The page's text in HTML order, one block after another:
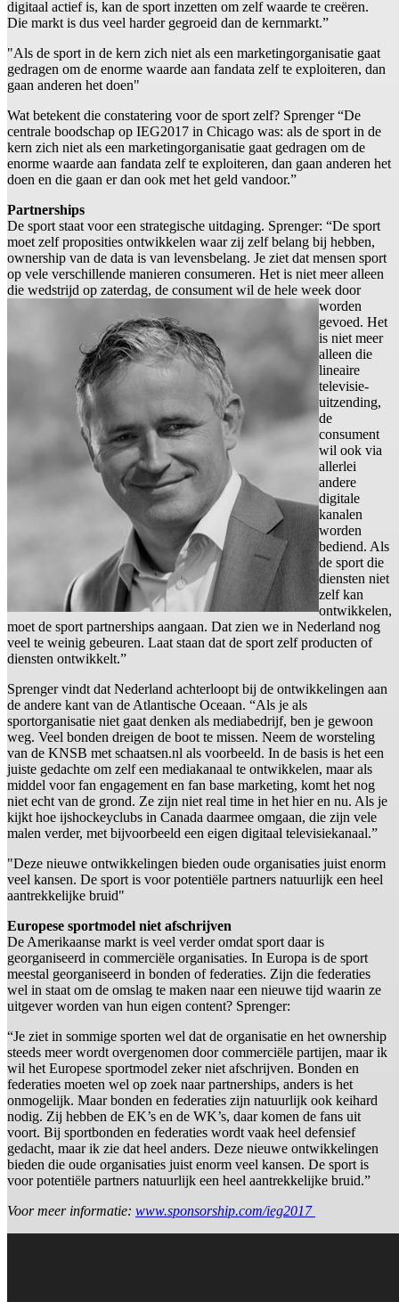
digitaal actief is, kan de sport inzetten om zelf waarde te creëren.
Die markt is dus veel harder gegroeid dan de kernmarkt.”
"Als de sport in de kern zich niet als een marketingorganisatie gaat
gedragen om de enorme waarde aan fandata zelf te exploiteren, dan
gaan anderen het doen"
Wat betekent die constatering voor de sport zelf? Sprenger “De
centrale boodschap op IEG2017 in Chicago was: als de sport in de
kern zich niet als een marketingorganisatie gaat gedragen om de
enorme waarde aan fandata zelf te exploiteren, dan gaan anderen het
doen en die gaan er dan ook met het geld vandoor.”
Partnerships
De sport staat voor een strategische uitdaging. Sprenger: “De sport
moet zelf proposities ontwikkelen waar zij zelf belang bij hebben,
ownership van de data is van levensbelang. Je ziet dat mensen sport
op vele verschillende manieren consumeren. Het is niet meer alleen
die wedstrijd op zaterdag, de consument wil de hele week door
worden
gevoed. Het
is niet meer
alleen die
lineaire
televisie-
uitzending,
de
consument
wil ook via
allerlei
andere
digitale
kanalen
worden
bediend. Als
de sport die
diensten niet
zelf kan
ontwikkelen,
moet de sport partnerships aangaan. Dat zien we in Nederland nog
veel te weinig gebeuren. Laat staan dat de sport zelf producten of
diensten ontwikkelt.”
Sprenger vindt dat Nederland achterloopt bij de ontwikkelingen aan
de andere kant van de Atlantische Oceaan. “Als je als
sportorganisatie niet gaat denken als mediabedrijf, ben je gewoon
weg. Veel bonden dreigen de boot te missen. Neem de worsteling
van de KNSB met schaatsen.nl als voorbeeld. In de basis is het een
juiste gedachte om zelf een mediakanaal te ontwikkelen, maar als
middel voor fan engagement en fan base marketing, komt het nog
niet echt van de grond. Ze zijn niet real time in het hier en nu. Als je
kijkt hoe ijshockeyclubs in Canada daarmee omgaan, die zijn vele
malen verder, met bijvoorbeeld een eigen digitaal televisiekanaal.”
"Deze nieuwe ontwikkelingen bieden oude organisaties juist enorm
veel kansen. De sport is voor potentiële partners natuurlijk een heel
aantrekkelijke bruid"
Europese sportmodel niet afschrijven
De Amerikaanse markt is veel verder omdat sport daar is
georganiseerd in commerciële organisaties. In Europa is de sport
meestal georganiseerd in bonden of federaties. Zijn die federaties
wel in staat om de omslag te maken naar een nieuwe tijd waarin ze
uitgever worden van hun eigen content? Sprenger:
“Je ziet in sommige sporten wel dat de organisatie en het ownership
steeds meer wordt overgenomen door commerciële partijen, maar ik
wil het Europese sportmodel zeker niet afschrijven. Bonden en
federaties moeten wel op zoek naar partnerships, anders is het
onmogelijk. Maar bonden en federaties zijn natuurlijk ook keihard
nodig. Zij hebben de EK’s en de WK’s, daar komen de fans uit
voort. Bij sportbonden en federaties wordt vaak heel defensief
gedacht, maar ik zie dat heel anders. Deze nieuwe ontwikkelingen
bieden die oude organisaties juist enorm veel kansen. De sport is
voor potentiële partners natuurlijk een heel aantrekkelijke bruid.”
Voor meer informatie: www.sponsorship.com/ieg2017